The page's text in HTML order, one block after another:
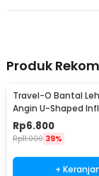
Produk
Travel-O Bantal
Angin U-Shaped
Neck Pillow - RH20
Rp6.800
Rp11.000 39%
+